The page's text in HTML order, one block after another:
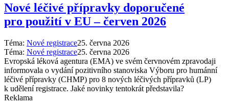
Nové léčivé přípravky doporučené
pro použití v EU –⁠ červen 2026
Téma: Nové registrace25. června 2026
Téma: Nové registrace25. června 2026
Evropská léková agentura (EMA) ve svém červnovém zpravodaji
informovala o vydání pozitivního stanoviska Výboru pro humánní
léčivé přípravky (CHMP) pro 8 nových léčivých přípravků (LP)
k udělení registrace. Jaké novinky tentokrát představila?
Reklama